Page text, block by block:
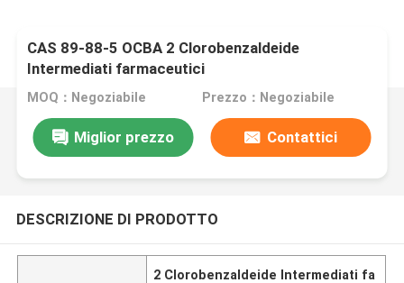
CAS 89-88-5 OCBA 2 Clorobenzaldeide
Intermediati farmaceutici
MOQ：Negoziabile Prezzo：Negoziabile
Miglior prezzo Contattici
DESCRIZIONE DI PRODOTTO
2 Clorobenzaldeide Intermediati fa